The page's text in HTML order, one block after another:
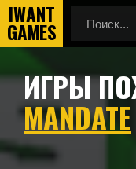
Главная
Игры похожие на
ИГРЫ
MANDATE
Подборка игр,
камере, сеттингу,
Mandate, а также